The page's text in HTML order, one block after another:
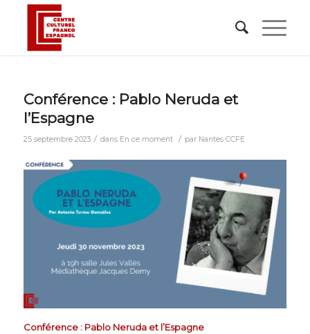
Conférence : Pablo Neruda et
l’Espagne
25 septembre 2023 / dans En ce moment / par Nantes CCFE
Conférence : Pablo Neruda et l’Espagne